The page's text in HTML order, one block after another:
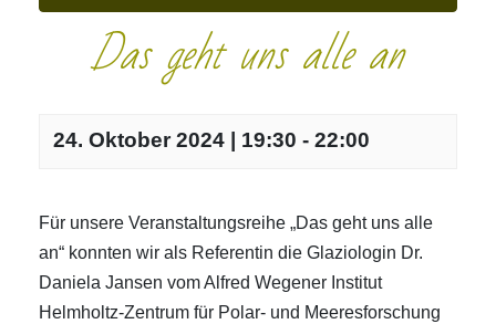
Das geht uns alle an
24. Oktober 2024 | 19:30 - 22:00
Für unsere Veranstaltungsreihe „Das geht uns alle
an“ konnten wir als Referentin die Glaziologin Dr.
Daniela Jansen vom Alfred Wegener Institut
Helmholtz-Zentrum für Polar- und Meeresforschung